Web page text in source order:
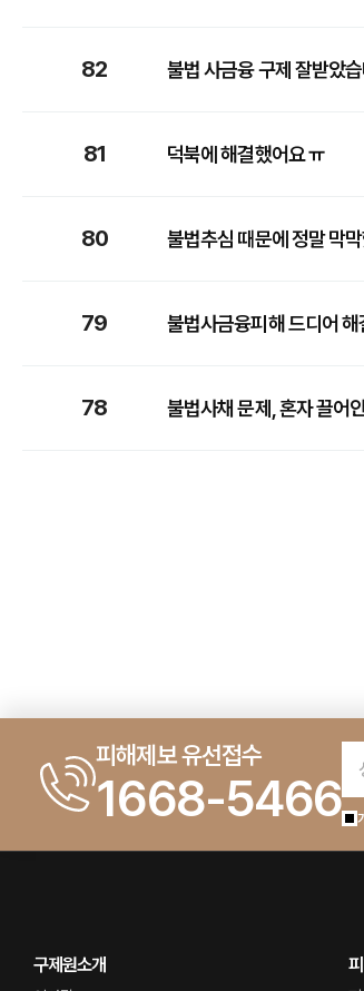
82 불법 사금융 구제 잘받았
81 덕북에 해결했어요 ㅠ
80 불법추심 때문에 정말 막
79 불법사금융피해 드디어
78 불법사채 문제, 혼자 끌어
피해제보 유선접수
1668-5466
구제원소개